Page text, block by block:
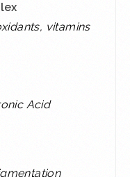
vitamins
Acid